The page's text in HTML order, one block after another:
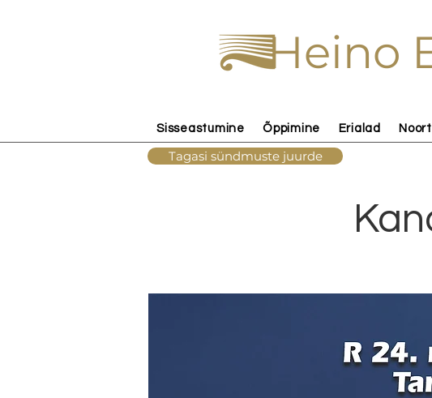
Heino
Sisseastumine Õppimine Erialad
Tagasi sündmuste juurde